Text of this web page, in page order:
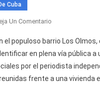
Cuba
Un Comentario
Captura
A
Presunto
Estafador
populoso barrio Los Olmos,
en plena vía pública
por el periodista
frente a una vivienda